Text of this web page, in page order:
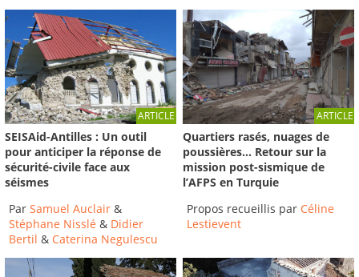
ARTICLE
SEISAid-Antilles : Un outil
pour anticiper la réponse de
sécurité-civile face aux
séismes
Par Samuel Auclair &
Stéphane Nisslé & Didier
Bertil & Caterina Negulescu
ARTICLE
Quartiers rasés, nuages de
poussières… Retour sur la
mission post-sismique de
l’AFPS en Turquie
Propos recueillis par Céline
Lestievent